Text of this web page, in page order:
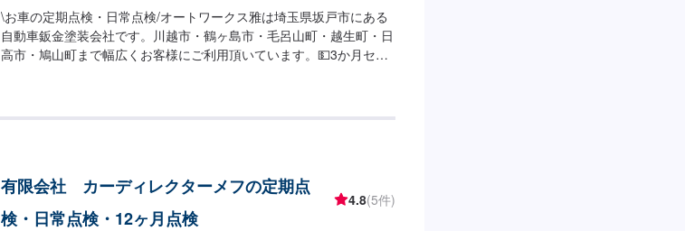
\お車の定期点検・日常点検/オートワークス雅は埼玉県坂戸市にある
自動車鈑金塗装会社です。川越市・鶴ヶ島市・毛呂山町・越生町・日
高市・鳩山町まで幅広くお客様にご利用頂いています。💵3か月セー
ておりますので保険修理もお待ちしております。
有限会社 カーディレクターメフの定期点
検・日常点検・12ヶ月点検
4.8(5件)